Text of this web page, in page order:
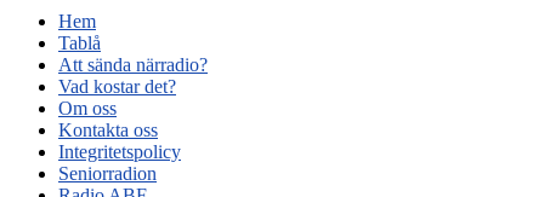
Primär
meny
Hoppa
innehåll
Hem
Tablå
Att sända närradio?
Vad kostar det?
Om oss
Kontakta oss
Integritetspolicy
Seniorradion